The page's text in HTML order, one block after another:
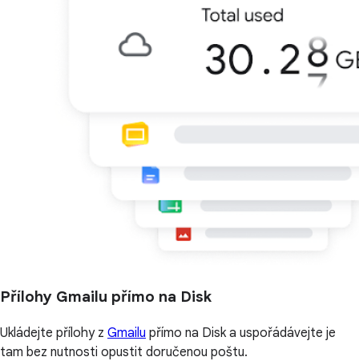
Přílohy Gmailu přímo na Disk
Ukládejte přílohy z Gmailu přímo na Disk a uspořádávejte je
tam bez nutnosti opustit doručenou poštu.